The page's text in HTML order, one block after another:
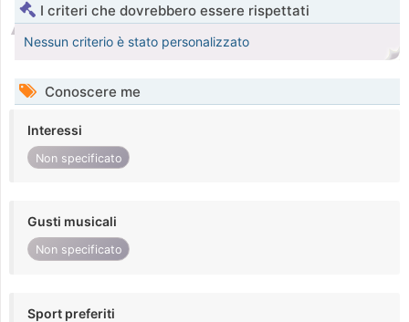
I criteri che dovrebbero essere rispettati
Nessun criterio è stato personalizzato
Conoscere me
Interessi
Non specificato
Gusti musicali
Non specificato
Sport preferiti